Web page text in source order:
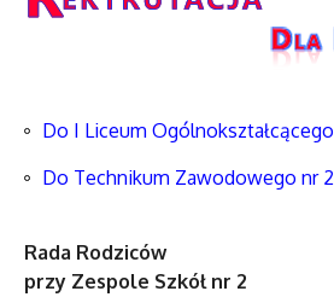
Do I Liceum Ogólnokształcącego
Do Technikum Zawodowego nr 2
Rada Rodziców
przy Zespole Szkół nr 2